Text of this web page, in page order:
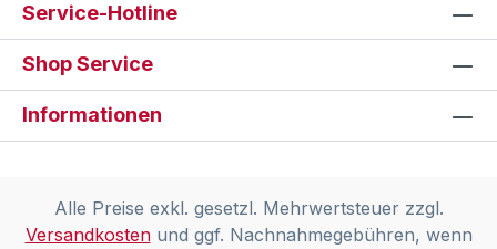
Service-Hotline
Shop Service
Informationen
Alle Preise exkl. gesetzl. Mehrwertsteuer zzgl.
Versandkostenund ggf. Nachnahmegebühren, wenn